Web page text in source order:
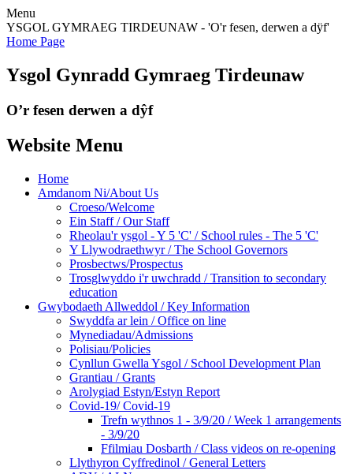
Menu
YSGOL GYMRAEG TIRDEUNAW - 'O'r fesen, derwen a dÿf'
Home Page
Ysgol Gynradd Gymraeg Tirdeunaw
O’r fesen derwen a dŷf
Website Menu
Home
Amdanom Ni/About Us
Croeso/Welcome
Ein Staff / Our Staff
Rheolau'r ysgol - Y 5 'C' / School rules - The 5 'C'
Y Llywodraethwyr / The School Governors
Prosbectws/Prospectus
Trosglwyddo i'r uwchradd / Transition to secondary
education
Gwybodaeth Allweddol / Key Information
Swyddfa ar lein / Office on line
Mynediadau/Admissions
Polisiau/Policies
Cynllun Gwella Ysgol / School Development Plan
Grantiau / Grants
Arolygiad Estyn/Estyn Report
Covid-19/ Covid-19
Trefn wythnos 1 - 3/9/20 / Week 1 arrangements
- 3/9/20
Ffilmiau Dosbarth / Class videos on re-opening
Llythyron Cyffredinol / General Letters